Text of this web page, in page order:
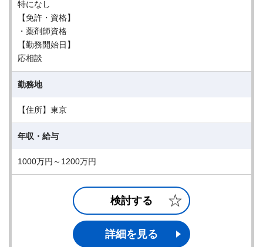
特になし
【免許・資格】
・薬剤師資格
【勤務開始日】
応相談
勤務地
【住所】東京
年収・給与
1000万円～1200万円
検討する
詳細を見る